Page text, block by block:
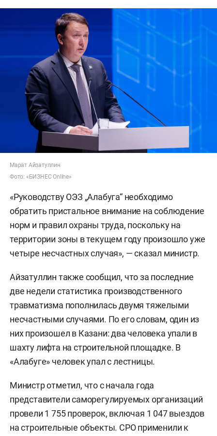
Марат Айзатуллин
Фото: «БИЗНЕС Online»
«Руководству ОЭЗ „Алабуга“ необходимо
обратить пристальное внимание на соблюдение
норм и правил охраны труда, поскольку на
территории зоны в текущем году произошло уже
четыре несчастных случая», — сказал министр.
Айзатуллин также сообщил, что за последние
две недели статистика производственного
травматизма пополнилась двумя тяжелыми
несчастными случаями. По его словам, один из
них произошел в Казани: два человека упали в
шахту лифта на строительной площадке. В
«Алабуге» человек упал с лестницы.
Министр отметил, что с начала года
представители саморегулируемых организаций
провели 1 755 проверок, включая 1 047 выездов
на строительные объекты. СРО применили к